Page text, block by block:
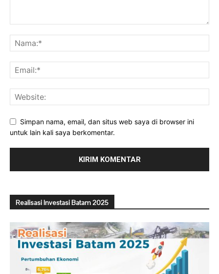
Simpan nama, email, dan situs web saya di browser ini
untuk lain kali saya berkomentar.
Realisasi Investasi Batam 2025